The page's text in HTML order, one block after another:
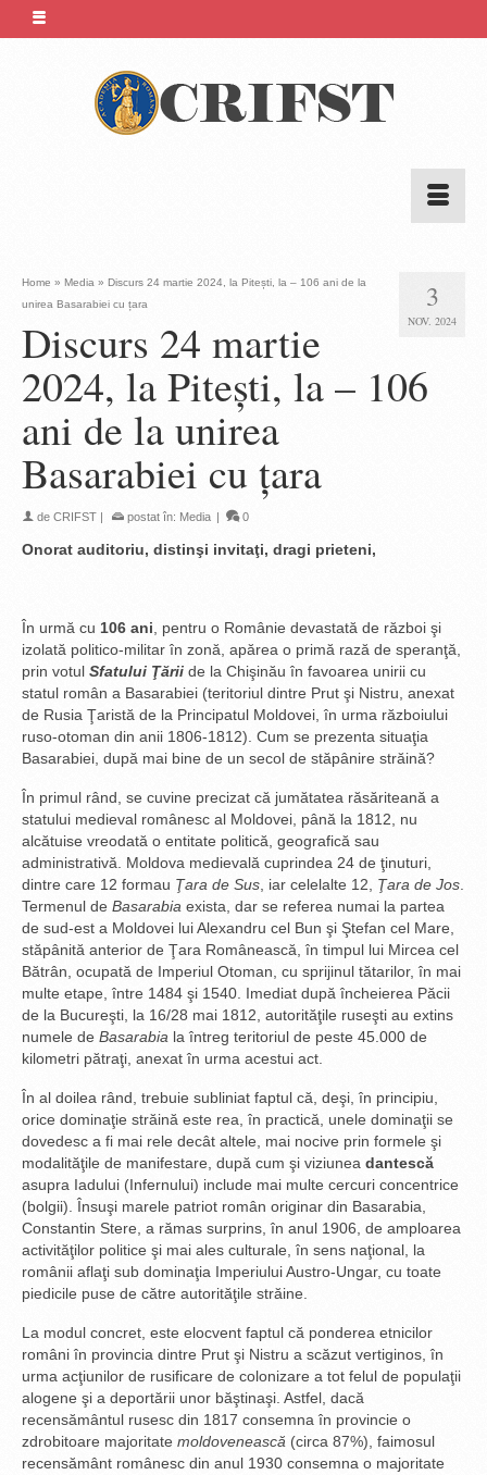
3
NOV. 2024
Home » Media » Discurs 24 martie 2024, la Pitești, la – 106 ani de la
unirea Basarabiei cu țara
Discurs 24 martie
2024, la Pitești, la – 106
ani de la unirea
Basarabiei cu țara
de CRIFST | postat în: Media | 0
Onorat auditoriu, distinşi invitaţi, dragi prieteni,
În urmă cu 106 ani , pentru o Românie devastată de război şi
izolată politico-militar în zonă, apărea o primă rază de speranţă,
prin votul Sfatului Ţării de la Chişinău în favoarea unirii cu
statul român a Basarabiei (teritoriul dintre Prut şi Nistru, anexat
de Rusia Ţaristă de la Principatul Moldovei, în urma războiului
ruso-otoman din anii 1806-1812). Cum se prezenta situaţia
Basarabiei, după mai bine de un secol de stăpânire străină?
În primul rând, se cuvine precizat că jumătatea răsăriteană a
statului medieval românesc al Moldovei, până la 1812, nu
alcătuise vreodată o entitate politică, geografică sau
administrativă. Moldova medievală cuprindea 24 de ţinuturi,
dintre care 12 formau Ţara de Sus , iar celelalte 12, Ţara de Jos
Termenul de Basarabia exista, dar se referea numai la partea
de sud-est a Moldovei lui Alexandru cel Bun şi Ştefan cel Mare,
stăpânită anterior de Ţara Românească, în timpul lui Mircea cel
Bătrân, ocupată de Imperiul Otoman, cu sprijinul tătarilor, în mai
multe etape, între 1484 şi 1540. Imediat după încheierea Păcii
de la Bucureşti, la 16/28 mai 1812, autorităţile ruseşti au extins
numele de Basarabia la întreg teritoriul de peste 45.000 de
kilometri pătraţi, anexat în urma acestui act.
În al doilea rând, trebuie subliniat faptul că, deşi, în principiu,
orice dominaţie străină este rea, în practică, unele dominaţii se
dovedesc a fi mai rele decât altele, mai nocive prin formele şi
modalităţile de manifestare, după cum şi viziunea dantescă
asupra Iadului (Infernului) include mai multe cercuri concentrice
(bolgii). Însuşi marele patriot român originar din Basarabia,
Constantin Stere, a rămas surprins, în anul 1906, de amploarea
activităţilor politice şi mai ales culturale, în sens naţional, la
românii aflaţi sub dominaţia Imperiului Austro-Ungar, cu toate
piedicile puse de către autorităţile străine.
La modul concret, este elocvent faptul că ponderea etnicilor
români în provincia dintre Prut şi Nistru a scăzut vertiginos, în
urma acţiunilor de rusificare de colonizare a tot felul de populaţii
alogene şi a deportării unor băştinaşi. Astfel, dacă
recensământul rusesc din 1817 consemna în provincie o
zdrobitoare majoritate moldovenească (circa 87%), faimosul
recensământ românesc din anul 1930 consemna o majoritate